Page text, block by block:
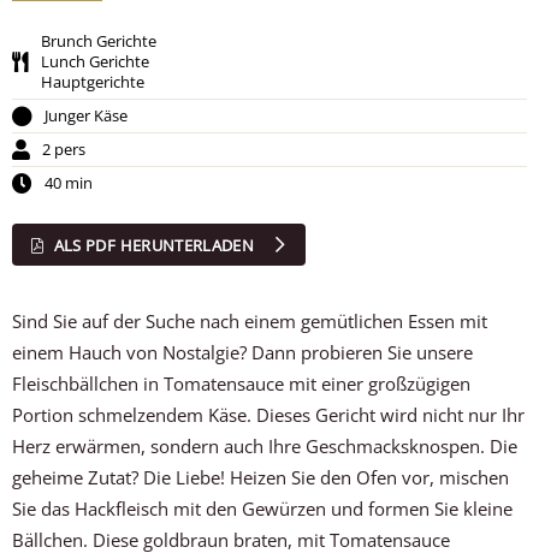
Brunch Gerichte
Lunch Gerichte
Hauptgerichte
Junger Käse
2 pers
40 min
ALS PDF HERUNTERLADEN
Sind Sie auf der Suche nach einem gemütlichen Essen mit
einem Hauch von Nostalgie? Dann probieren Sie unsere
Fleischbällchen in Tomatensauce mit einer großzügigen
Portion schmelzendem Käse. Dieses Gericht wird nicht nur Ihr
Herz erwärmen, sondern auch Ihre Geschmacksknospen. Die
geheime Zutat? Die Liebe! Heizen Sie den Ofen vor, mischen
Sie das Hackfleisch mit den Gewürzen und formen Sie kleine
Bällchen. Diese goldbraun braten, mit Tomatensauce